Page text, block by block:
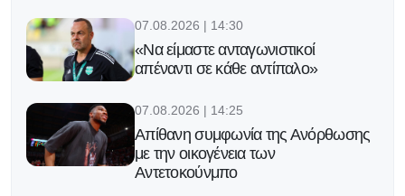
07.08.2026 | 14:30
«Να είμαστε ανταγωνιστικοί
απέναντι σε κάθε αντίπαλο»
07.08.2026 | 14:25
Απίθανη συμφωνία της Ανόρθωσης
με την οικογένεια των
Αντετοκούνμπο